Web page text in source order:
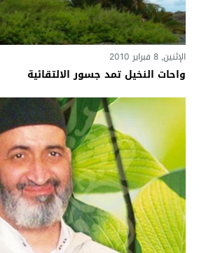
الإثنين, 8 فبراير 2010
واحات النخيل تمد جسور الالتقائية